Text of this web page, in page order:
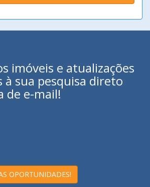
imóveis e atualizações
à sua pesquisa direto
de e-mail!
OPORTUNIDADES!